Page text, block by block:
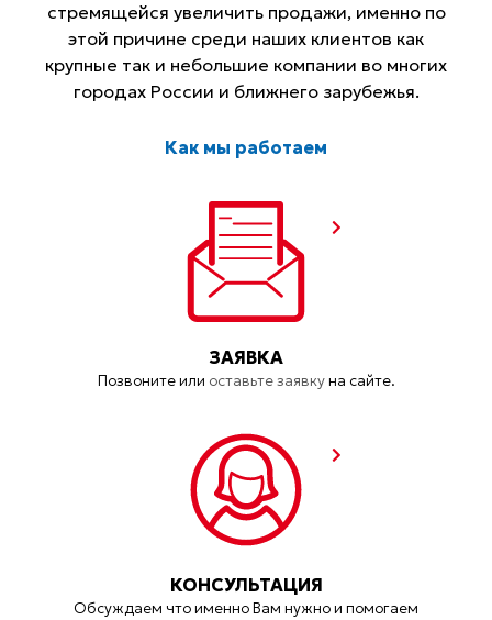
стремящейся увеличить продажи, именно по
этой причине среди наших клиентов как
крупные так и небольшие компании во многих
городах России и ближнего зарубежья.
Как мы работаем
ЗАЯВКА
Позвоните или оставьте заявкуна сайте.
КОНСУЛЬТАЦИЯ
Обсуждаем что именно Вам нужно и помогаем